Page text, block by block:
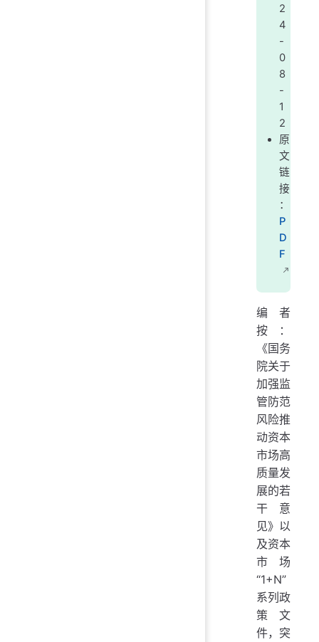
2
4
-
0
8
-
1
2
原
文
链
接
：
P
D
F
编者
按：
《国务
院关于
加强监
管防范
风险推
动资本
市场高
质量发
展的若
干意
见》以
及资本
市场
“1+N”
系列政
策文
件，突